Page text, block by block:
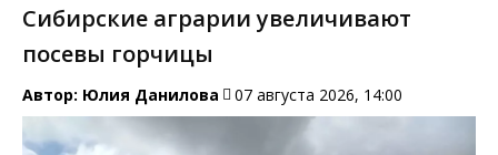
Сибирские аграрии увеличивают
посевы горчицы
Автор: Юлия Данилова 07 августа 2026, 14:00